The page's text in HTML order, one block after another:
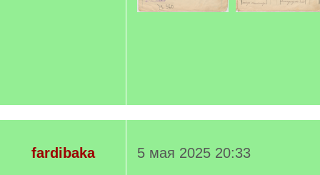
fardibaka
5 мая 2025 20:33